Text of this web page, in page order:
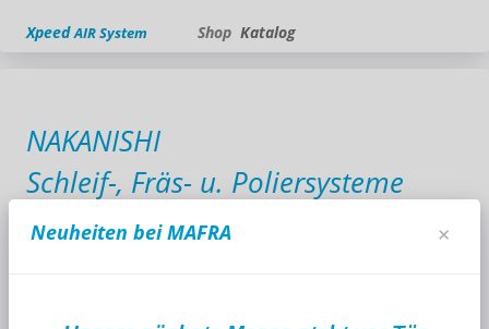
XpeedAIR System Shop Katalog
NAKANISHI
Schleif-, Fräs- u. Poliersysteme
Neuheiten bei MAFRA ×